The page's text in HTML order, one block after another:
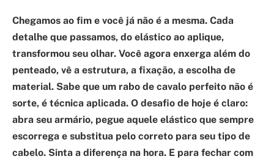
Chegamos ao fim e você já não é a mesma. Cada
detalhe que passamos, do elástico ao aplique,
transformou seu olhar. Você agora enxerga além do
penteado, vê a estrutura, a fixação, a escolha de
material. Sabe que um rabo de cavalo perfeito não é
sorte, é técnica aplicada. O desafio de hoje é claro:
abra seu armário, pegue aquele elástico que sempre
escorrega e substitua pelo correto para seu tipo de
cabelo. Sinta a diferença na hora. E para fechar com